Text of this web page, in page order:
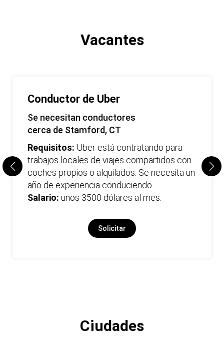
Vacantes
Conductor de Uber
Se necesitan conductores
cerca de Stamford, CT
Requisitos: Uber está contratando para
trabajos locales de viajes compartidos con
coches propios o alquilados. Se necesita un
año de experiencia conduciendo.
Salario: unos 3500 dólares al mes.
Solicitar
Ciudades